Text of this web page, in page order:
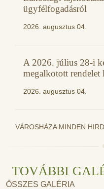
ügyfélfogadásról
2026. augusztus 04.
A 2026. július 28-i
megalkotott rendelet
2026. augusztus 04.
VÁROSHÁZA MINDEN
TOVÁBBI
ÖSSZES GALÉRIA